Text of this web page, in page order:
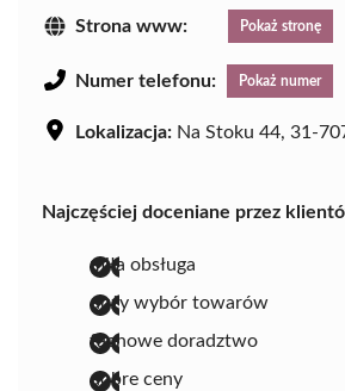
Strona www: Pokaż stronę
Numer telefonu: Pokaż numer
Lokalizacja: Na Stoku 44, 31-
Najczęściej doceniane przez
miła obsługa
duży wybór towarów
fachowe doradztwo
dobre ceny